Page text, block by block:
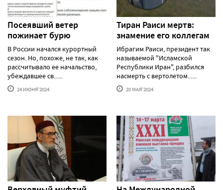
Посеявший ветер
пожинает бурю
В России начался курортный
сезон. Но, похоже, не так, как
рассчитывало ее начальство,
убеждавшее св......
24 ИЮНЯ'2024
Тиран Раиси мертв:
знамение его коллегам
Ибрагим Раиси, президент так
называемой "Исламской
Республики Иран", разбился
насмерть с вертолетом......
20 МАЯ'2024